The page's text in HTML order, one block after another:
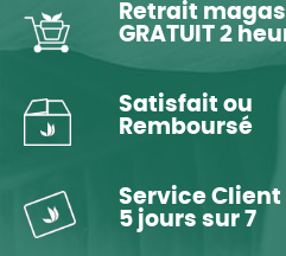
Retrait
GRATUIT 2
Satisfait ou
Remboursé
Service Client
5 jours sur 7